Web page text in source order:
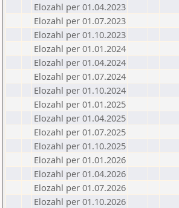
Elozahl per 01.04.2023
Elozahl per 01.07.2023
Elozahl per 01.10.2023
Elozahl per 01.01.2024
Elozahl per 01.04.2024
Elozahl per 01.07.2024
Elozahl per 01.10.2024
Elozahl per 01.01.2025
Elozahl per 01.04.2025
Elozahl per 01.07.2025
Elozahl per 01.10.2025
Elozahl per 01.01.2026
Elozahl per 01.04.2026
Elozahl per 01.07.2026
Elozahl per 01.10.2026